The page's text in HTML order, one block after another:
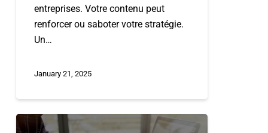
entreprises. Votre contenu peut
renforcer ou saboter votre stratégie.
Un…
January 21, 2025
Stratégies